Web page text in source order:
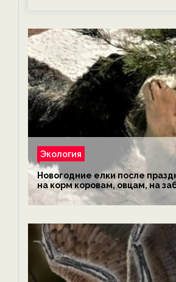
Экология
Новогодние елки после
на корм коровам, овцам, на
обезьянам, львам и
экологии на ECOportal